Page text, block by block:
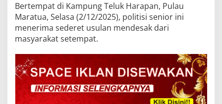
Bertempat di Kampung Teluk Harapan, Pulau
Maratua, Selasa (2/12/2025), politisi senior ini
menerima sederet usulan mendesak dari
masyarakat setempat.